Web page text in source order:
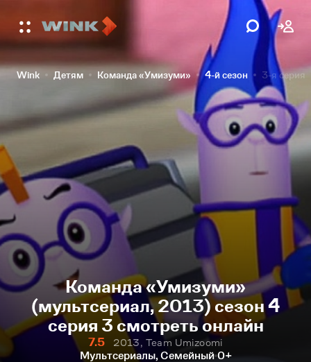
Wink Детям Команда «Умизуми» 4-й сезон 3-я серия
Команда «Умизуми»
(мультсериал, 2013) сезон 4
серия 3 смотреть онлайн
7.5
2013, Team Umizoomi
Мультсериалы, Семейный 0+